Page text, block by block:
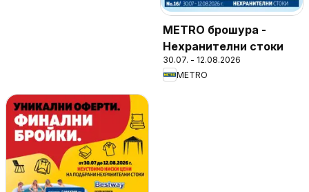
METRO брошура -
Нехранителни стоки
30.07. - 12.08.2026
METRO